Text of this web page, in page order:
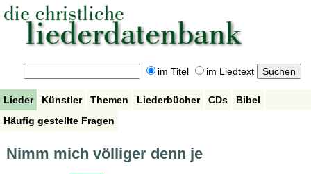
im Titel im Liedtext
Lieder Künstler Themen Liederbücher CDs
Bibel
Häufig gestellte Fragen
Nimm mich völliger denn je